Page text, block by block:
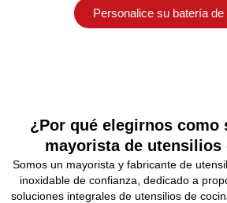
Personalice su batería de
¿Por qué elegirnos como
mayorista de utensilios
Somos un mayorista y fabricante de
inoxidable de confianza, dedicado a
soluciones integrales de utensilios de